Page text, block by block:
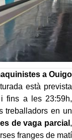
a Ouigo
està prevista
fins a les 23:59h,
treballadors en un
de vaga parcial ,
franges de matí